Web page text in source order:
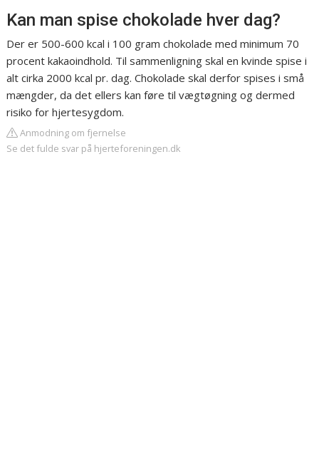
Kan man spise chokolade hver dag?
Der er 500-600 kcal i 100 gram chokolade med minimum 70
procent kakaoindhold. Til sammenligning skal en kvinde spise i
alt cirka 2000 kcal pr. dag. Chokolade skal derfor spises i små
mængder, da det ellers kan føre til vægtøgning og dermed
risiko for hjertesygdom.
Anmodning om fjernelse
Se det fulde svar på hjerteforeningen.dk